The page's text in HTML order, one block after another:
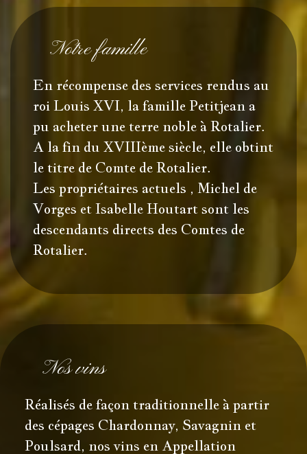
Notre famille
En récompense des services rendus au
roi Louis XVI, la famille Petitjean a
pu acheter une terre noble à Rotalier.
A la fin du XVIIIème siècle, elle obtint
le titre de Comte de Rotalier.
Les propriétaires actuels , Michel de
Vorges et Isabelle Houtart sont les
descendants directs des Comtes de
Rotalier.
Nos vins
Réalisés de façon traditionnelle à partir
des cépages Chardonnay, Savagnin et
Poulsard, nos vins en Appellation